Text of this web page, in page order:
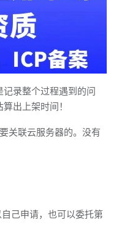
录整个过程遇到的问
出上架时间！
关联云服务器的。没有
己申请，也可以委托第